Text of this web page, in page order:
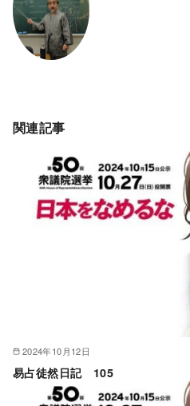
関連記事
2024年10月12日
易占徒然日記 105